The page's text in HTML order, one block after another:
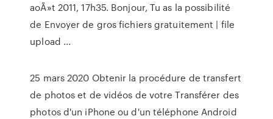
aoÃ»t 2011, 17h35. Bonjour, Tu as la possibilité
de Envoyer de gros fichiers gratuitement | file
upload ...
25 mars 2020 Obtenir la procédure de transfert
de photos et de vidéos de votre Transférer des
photos d'un iPhone ou d'un téléphone Android